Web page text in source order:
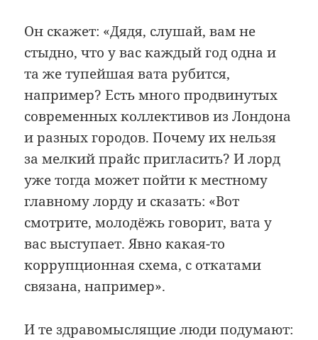
Он скажет: «Дядя, слушай, вам не
стыдно, что у вас каждый год одна и
та же тупейшая вата рубится,
например? Есть много продвинутых
современных коллективов из Лондона
и разных городов. Почему их нельзя
за мелкий прайс пригласить? И лорд
уже тогда может пойти к местному
главному лорду и сказать: «Вот
смотрите, молодёжь говорит, вата у
вас выступает. Явно какая-то
коррупционная схема, с откатами
связана, например».
И те здравомыслящие люди подумают: